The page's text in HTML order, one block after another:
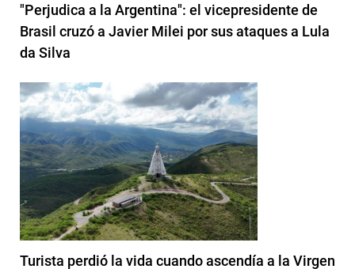
"Perjudica a la Argentina": el vicepresidente de
Brasil cruzó a Javier Milei por sus ataques a Lula
da Silva
Turista perdió la vida cuando ascendía a la Virgen